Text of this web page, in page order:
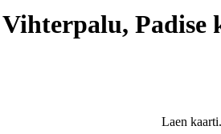
Vihterpalu, Padise
Laen